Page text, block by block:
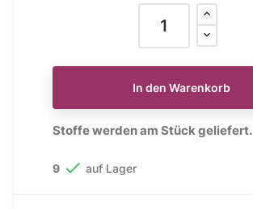
In den Warenkorb
Stoffe werden am Stück geliefert.
9  auf Lager